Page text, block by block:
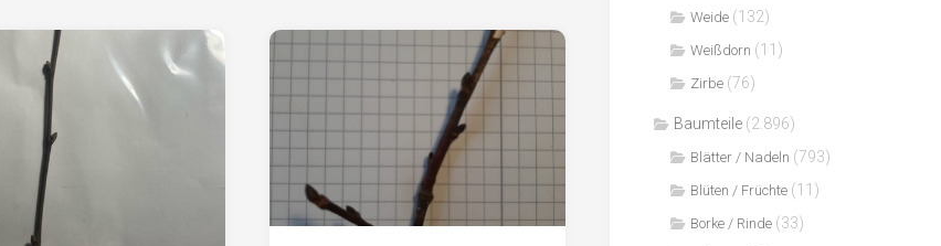
Weide (132)
Weißdorn (11)
Zirbe (76)
Baumteile (2.896)
Blätter / Nadeln (793)
Blüten / Früchte (11)
Borke / Rinde (33)